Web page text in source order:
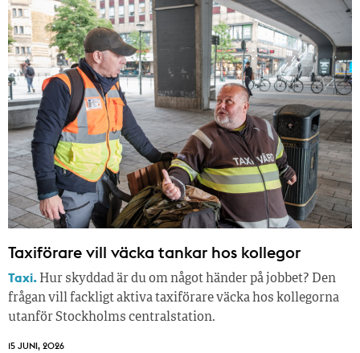
Taxiförare vill väcka tankar hos kollegor
Taxi. Hur skyddad är du om något händer på jobbet? Den
frågan vill fackligt aktiva taxiförare väcka hos kollegorna
utanför Stockholms centralstation.
15 JUNI, 2026